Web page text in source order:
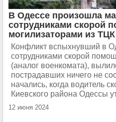
В Одессе произошла
сотрудниками скорой
могилизаторами из ТЦК
Конфликт вспыхнувший в
сотрудниками скорой
(аналог военкомата),
пострадавших ничего не
начались, когда водитель
Киевского района Одессы
12 июня 2024